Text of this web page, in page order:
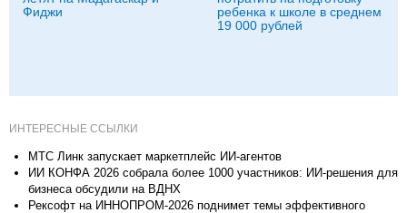
Фиджи
ребенка к школе в среднем
19 000 рублей
ИНТЕРЕСНЫЕ ССЫЛКИ
МТС Линк запускает маркетплейс ИИ-агентов
ИИ КОНФА 2026 собрала более 1000 участников: ИИ-решения для
бизнеса обсудили на ВДНХ
Рексофт на ИННОПРОМ-2026 поднимет темы эффективного